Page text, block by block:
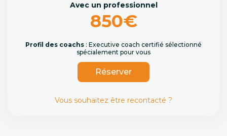
Avec un professionnel
850€
Profil des coachs : Executive coach certifié sélectionné
spécialement pour vous
Réserver
Vous souhaitez être recontacté ?